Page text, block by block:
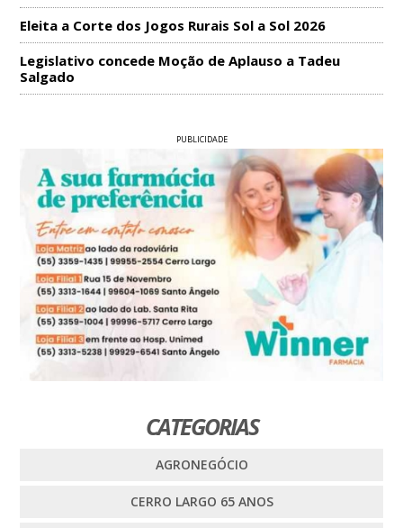
Eleita a Corte dos Jogos Rurais Sol a Sol 2026
Legislativo concede Moção de Aplauso a Tadeu
Salgado
PUBLICIDADE
CATEGORIAS
AGRONEGÓCIO
CERRO LARGO 65 ANOS